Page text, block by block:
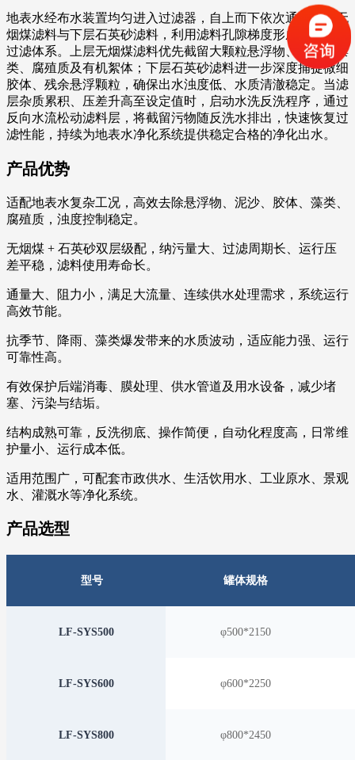
地表水经布水装置均匀进入过滤器，自上而下依次通过上层无
烟煤滤料与下层石英砂滤料，利用滤料孔隙梯度形成分级深层
过滤体系。上层无烟煤滤料优先截留大颗粒悬浮物、泥沙、藻
类、腐殖质及有机絮体；下层石英砂滤料进一步深度捕捉微细
胶体、残余悬浮颗粒，确保出水浊度低、水质清澈稳定。当滤
层杂质累积、压差升高至设定值时，启动水洗反洗程序，通过
反向水流松动滤料层，将截留污物随反洗水排出，快速恢复过
滤性能，持续为地表水净化系统提供稳定合格的净化出水。
产品优势
适配地表水复杂工况，高效去除悬浮物、泥沙、胶体、藻类、
腐殖质，浊度控制稳定。
无烟煤 + 石英砂双层级配，纳污量大、过滤周期长、运行压
差平稳，滤料使用寿命长。
通量大、阻力小，满足大流量、连续供水处理需求，系统运行
高效节能。
抗季节、降雨、藻类爆发带来的水质波动，适应能力强、运行
可靠性高。
有效保护后端消毒、膜处理、供水管道及用水设备，减少堵
塞、污染与结垢。
结构成熟可靠，反洗彻底、操作简便，自动化程度高，日常维
护量小、运行成本低。
适用范围广，可配套市政供水、生活饮用水、工业原水、景观
水、灌溉水等净化系统。
产品选型
型号 罐体规格
LF-SYS500 φ500*2150
LF-SYS600 φ600*2250
LF-SYS800 φ800*2450